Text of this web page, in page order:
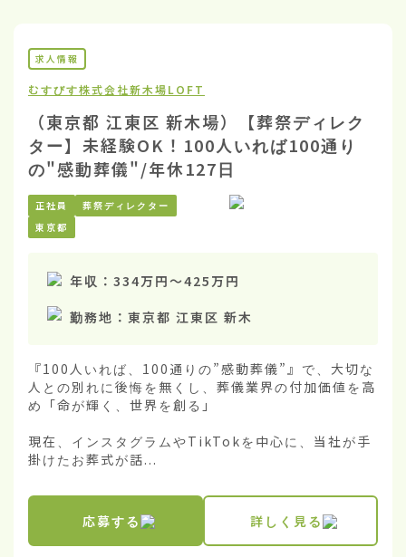
求人情報
むすびす株式会社新木場LOFT
（東京都 江東区 新木場）【葬祭ディレク
ター】未経験OK！100人いれば100通り
の"感動葬儀"/年休127日
正社員
葬祭ディレクター
東京都
年収： 334万円〜425万円
勤務地： 東京都 江東区 新木
『100人いれば、100通りの”感動葬儀”』で、大切な
人との別れに後悔を無くし、葬儀業界の付加価値を高
め「命が輝く、世界を創る」
現在、インスタグラムやTikTokを中心に、当社が手
掛けたお葬式が話...
応募する 詳しく見る